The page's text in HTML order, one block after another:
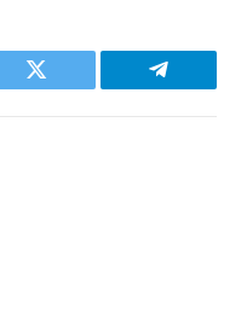
Twitter Telegram